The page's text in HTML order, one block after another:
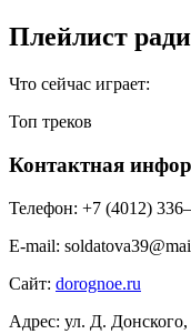
Плейлист
Что сейчас играет:
Топ треков
Контактная
Телефон: +7 (4012)
E-mail:
Сайт: dorognoe.ru
Адрес: ул. Д.